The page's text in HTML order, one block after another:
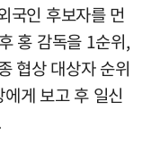
국인 후보자를 먼
홍 감독을 1순위,
협상 대상자 순위
게 보고 후 일신